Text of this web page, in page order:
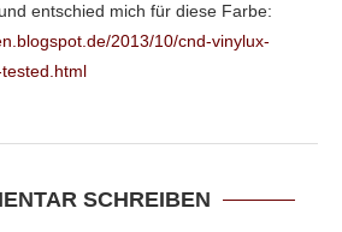
entschied mich für diese Farbe:
2013/10/cnd-vinylux-
SCHREIBEN